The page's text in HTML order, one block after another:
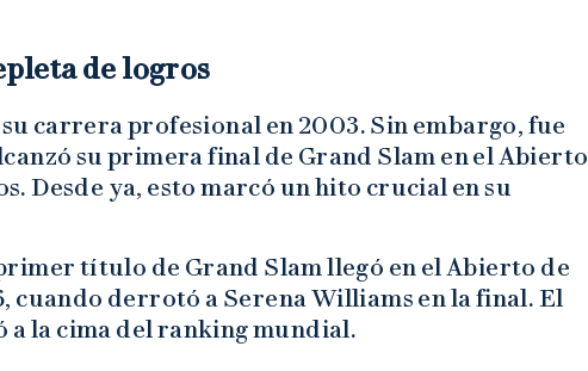
de logros
carrera profesional en 2003. Sin embargo, fue
su primera final de Grand Slam en el Abierto
Desde ya, esto marcó un hito crucial en su
título de Grand Slam llegó en el Abierto de
cuando derrotó a Serena Williams en la final. El
a la cima del ranking mundial.